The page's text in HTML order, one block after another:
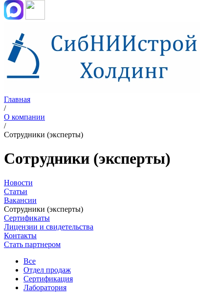
Главная
/
О компании
/
Сотрудники (эксперты)
Сотрудники (эксперты)
Новости
Статьи
Вакансии
Сотрудники (эксперты)
Сертификаты
Лицензии и свидетельства
Контакты
Стать партнером
Все
Отдел продаж
Сертификация
Лаборатория